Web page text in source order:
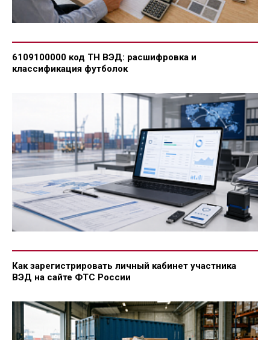
6109100000 код ТН ВЭД: расшифровка и
классификация футболок
Как зарегистрировать личный кабинет участника
ВЭД на сайте ФТС России